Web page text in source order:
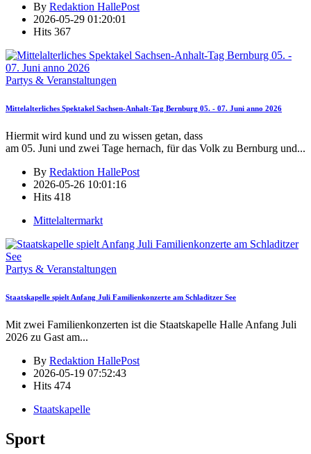
By Redaktion HallePost
2026-05-29 01:20:01
Hits 367
Partys & Veranstaltungen
Mittelalterliches Spektakel Sachsen-Anhalt-Tag Bernburg 05. - 07. Juni anno 2026
Hiermit wird kund und zu wissen getan, dass
am 05. Juni und zwei Tage hernach, für das Volk zu Bernburg und...
By Redaktion HallePost
2026-05-26 10:01:16
Hits 418
Mittelaltermarkt
Partys & Veranstaltungen
Staatskapelle spielt Anfang Juli Familienkonzerte am Schladitzer See
Mit zwei Familienkonzerten ist die Staatskapelle Halle Anfang Juli
2026 zu Gast am...
By Redaktion HallePost
2026-05-19 07:52:43
Hits 474
Staatskapelle
Sport